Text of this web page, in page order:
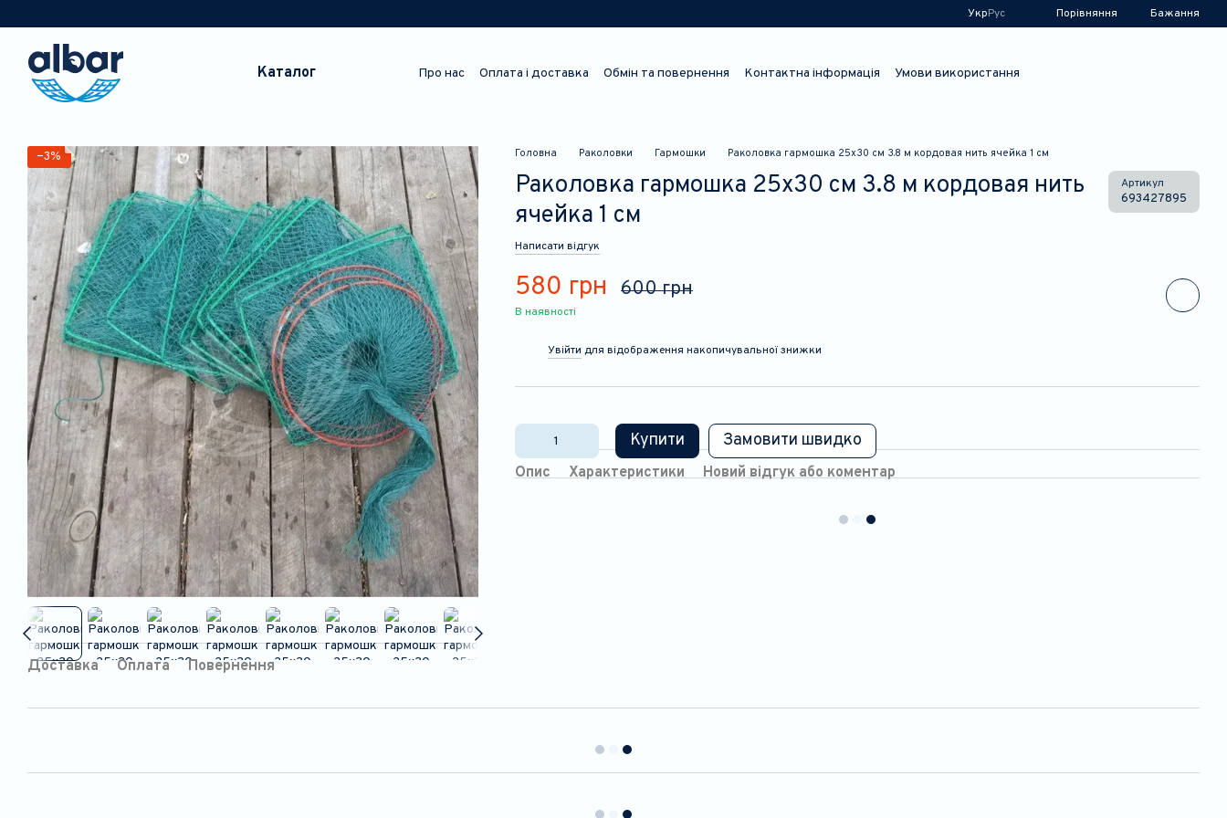
УкрРус Порівняння Бажання
Каталог Про нас Оплата і доставка Обмін та повернення Контактна інформація
Умови використання
−3%
Доставка Оплата Повернення
Головна Раколовки Гармошки Раколовка гармошка 25х30 см 3.8 м кордовая нить ячейка 1 см
Раколовка гармошка 25х30 см 3.8 м кордовая нить
ячейка 1 см
Артикул
693427895
Написати відгук
580 грн 600 грн
В наявності
Увійти для відображення накопичувальної знижки
Купити Замовити швидко
Опис Характеристики Новий відгук або коментар